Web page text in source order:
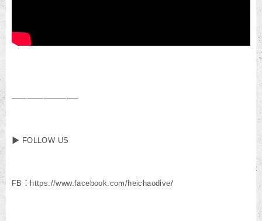
————————–
▶ FOLLOW US
FB：https://www.facebook.com/heichaodive/